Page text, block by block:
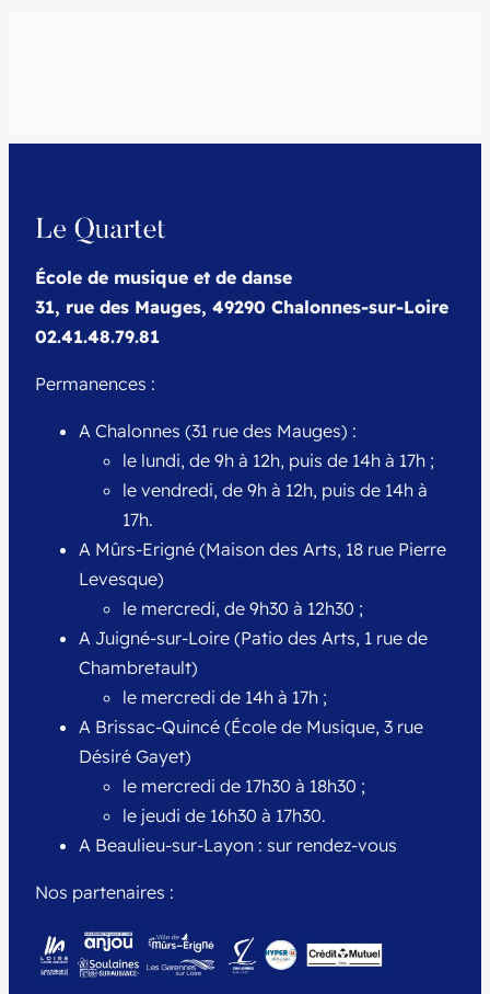
École de musique et de danse
31, rue des Mauges, 49290 Chalonnes-sur-Loire
02.41.48.79.81
Permanences :
A Chalonnes (31 rue des Mauges) :
le lundi, de 9h à 12h, puis de 14h à 17h ;
le vendredi, de 9h à 12h, puis de 14h à
17h.
A Mûrs-Erigné (Maison des Arts, 18 rue Pierre
Levesque)
le mercredi, de 9h30 à 12h30 ;
A Juigné-sur-Loire (Patio des Arts, 1 rue de
Chambretault)
le mercredi de 14h à 17h ;
A Brissac-Quincé (École de Musique, 3 rue
Désiré Gayet)
le mercredi de 17h30 à 18h30 ;
le jeudi de 16h30 à 17h30.
A Beaulieu-sur-Layon : sur rendez-vous
Nos partenaires :